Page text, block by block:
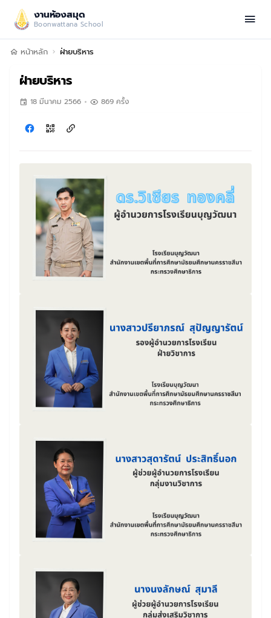
งานห้องสมุด
Boonwattana School
หน้าหลัก ฝ่ายบริหาร
ฝ่ายบริหาร
18 มีนาคม 2566 869 ครั้ง